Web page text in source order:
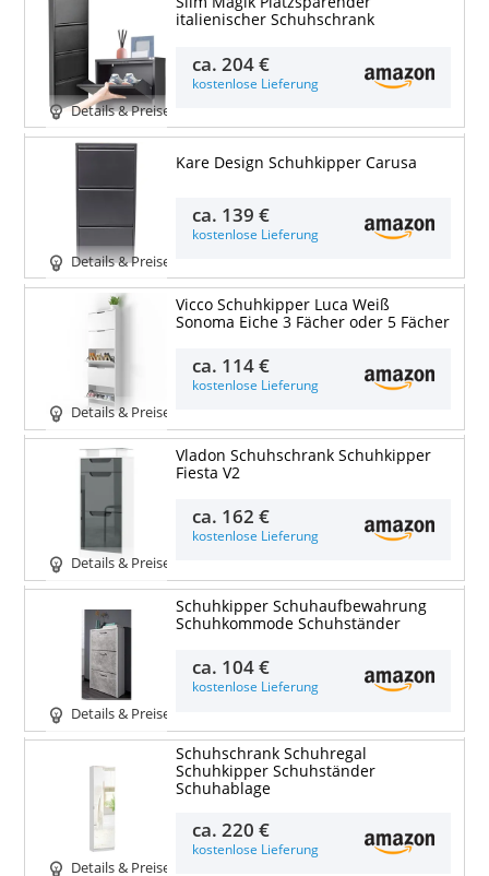
Details & Preise
italienischer Schuhschrank
ca.204 €
kostenlose Lieferung
Details & Preise
Kare Design Schuhkipper Carusa
ca. 139 €
kostenlose Lieferung
Details & Preise
Vicco Schuhkipper Luca Weiß
Sonoma Eiche 3 Fächer oder 5 Fächer
ca. 114 €
kostenlose Lieferung
Details & Preise
Vladon Schuhschrank Schuhkipper
Fiesta V2
ca. 162 €
kostenlose Lieferung
Details & Preise
Schuhkipper Schuhaufbewahrung
Schuhkommode Schuhständer
ca. 104 €
kostenlose Lieferung
Details & Preise
Schuhschrank Schuhregal
Schuhkipper Schuhständer
Schuhablage
ca.220 €
kostenlose Lieferung